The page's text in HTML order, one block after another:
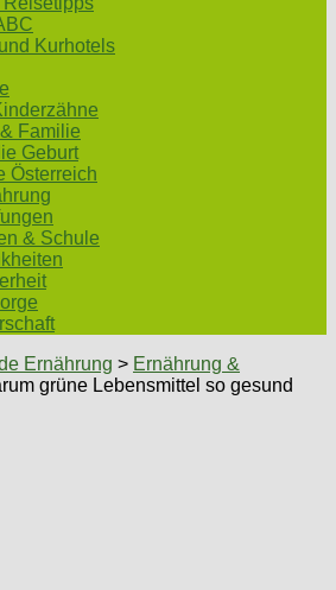
Kurhotels
Familie
Geburt
Österreich
& Schule
Ernährung > Ernährung &
grüne Lebensmittel so gesund